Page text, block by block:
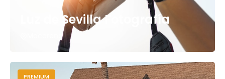
Luz de Sevilla Fotografía
Macarena
PREMIUM